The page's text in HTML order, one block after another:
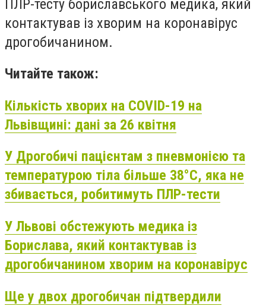
ПЛР-тесту бориславського медика, який
контактував із хворим на коронавірус
дрогобичанином.
Читайте також:
Кількість хворих на COVID-19 на
Львівщині: дані за 26 квітня
У Дрогобичі пацієнтам з пневмонією та
температурою тіла більше 38°С, яка не
збивається, робитимуть ПЛР-тести
У Львові обстежують медика із
Борислава, який контактував із
дрогобичанином хворим на коронавірус
Ще у двох дрогобичан підтвердили